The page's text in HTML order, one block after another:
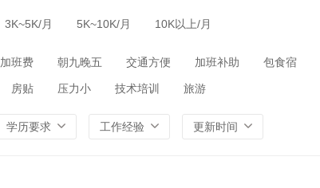
3K~5K/月 5K~10K/月 10K以上/月
加班费 朝九晚五 交通方便 加班补助 包食宿
房贴 压力小 技术培训 旅游
学历要求 工作经验 更新时间